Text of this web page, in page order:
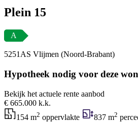
Plein 15
A
5251AS Vlijmen (Noord-Brabant)
Hypotheek nodig voor deze
Bekijk het actuele rente aanbod
€ 665.000 k.k.
154 m2 oppervlakte 837 m2